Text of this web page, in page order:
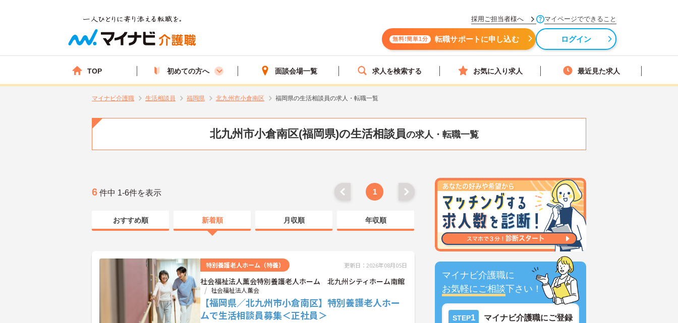
採用ご担当者様へ マイページでできること
無料!簡単1分 転職サポートに申し込む ログイン
TOP 初めての方へ 面談会場一覧 求人を検索する お気に入り求人 最近見た求人
マイナビ介護職 生活相談員 福岡県 北九州市小倉南区 福岡県の生活相談員の求人・転職一覧
北九州市小倉南区(福岡県)の生活相談員の求人・転職一覧
マイナビ介護職に
お気軽にご相談下さい！
STEP1 マイナビ介護職にご登録
6 件中 1-6件を表示 1
おすすめ順 新着順 月収順 年収順
特別養護老人ホーム（特養） 更新日：2026年08月05日
社会福祉法人薫会特別養護老人ホーム 北九州シティホーム南館
社会福祉法人薫会
【福岡県／北九州市小倉南区】特別養護老人ホー
ムで生活相談員募集＜正社員＞